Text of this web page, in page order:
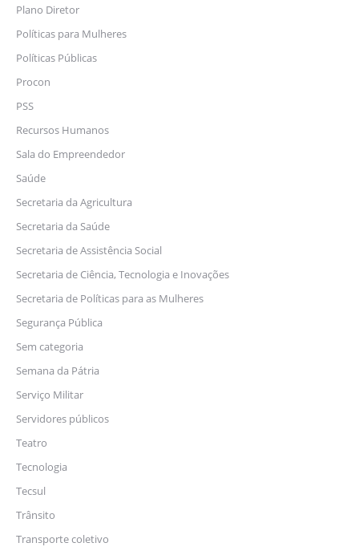
Plano Diretor
Políticas para Mulheres
Políticas Públicas
Procon
PSS
Recursos Humanos
Sala do Empreendedor
Saúde
Secretaria da Agricultura
Secretaria da Saúde
Secretaria de Assistência Social
Secretaria de Ciência, Tecnologia e Inovações
Secretaria de Políticas para as Mulheres
Segurança Pública
Sem categoria
Semana da Pátria
Serviço Militar
Servidores públicos
Teatro
Tecnologia
Tecsul
Trânsito
Transporte coletivo